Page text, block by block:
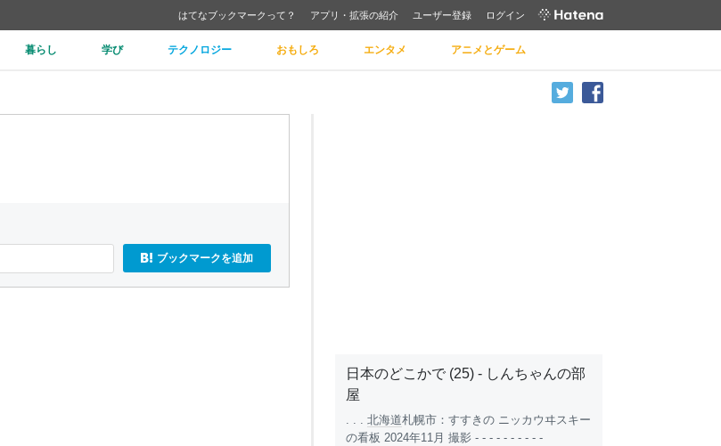
はてなブックマークって？ アプリ・拡張の紹介 ユーザー登録 ログイン
暮らし 学び テクノロジー おもしろ エンタメ アニメとゲーム
ブックマークを追加
日本のどこかで (25) - しんちゃんの部
屋
. . . 北海道札幌市：すすきの ニッカウヰスキー
の看板 2024年11月 撮影 - - - - - - - - - -